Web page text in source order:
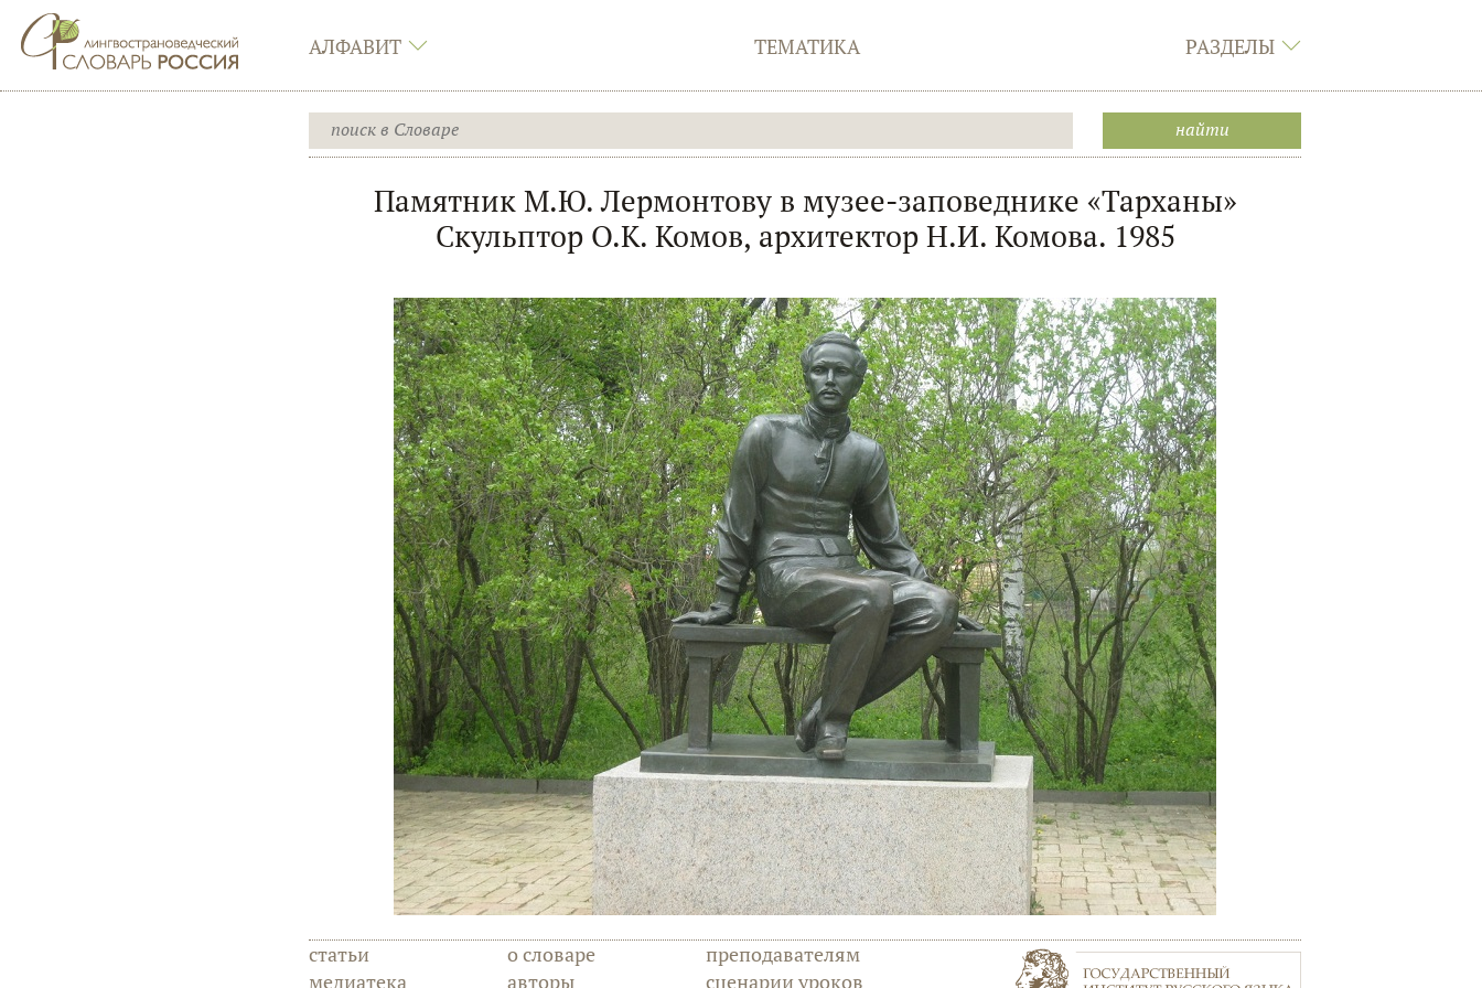
АЛФАВИТ ТЕМАТИКА РАЗДЕЛЫ
Памятник М.Ю. Лермонтову в музее-заповеднике «Тарханы»
Скульптор О.К. Комов, архитектор Н.И. Комова. 1985
статьи
медиатека
о словаре
авторы
преподавателям
сценарии уроков